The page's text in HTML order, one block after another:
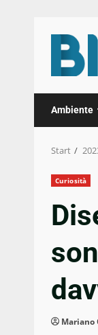
Inhalt
springen
Ambiente
Start
Curiosità
Mariano